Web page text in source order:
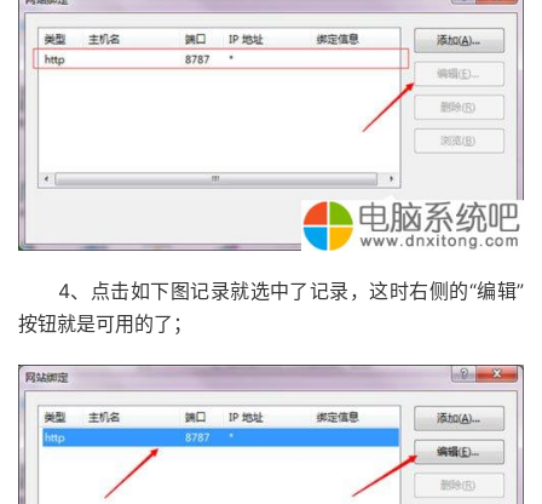
4、点击如下图记录就选中了记录，这时右侧的“编辑”
按钮就是可用的了；